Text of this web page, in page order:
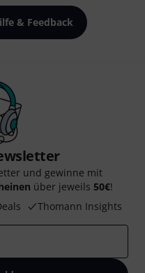
& Feedback
und gewinne mit
über jeweils 50€!
Thomann Insights